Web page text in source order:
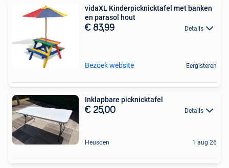
vidaXL Kinderpicknicktafel met banken
en parasol hout
€ 83,99 Details
Bezoek website Eergisteren
Inklapbare picknicktafel
€ 25,00 Details
Heusden 1 aug 26